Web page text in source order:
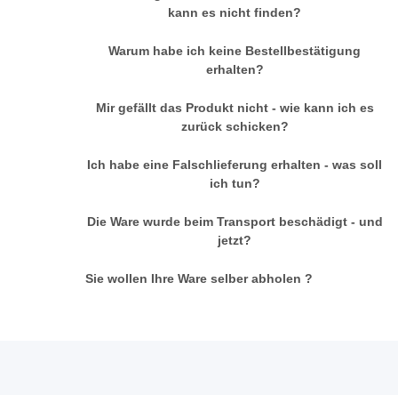
kann es nicht finden?
Warum habe ich keine Bestellbestätigung
erhalten?
Mir gefällt das Produkt nicht - wie kann ich es
zurück schicken?
Ich habe eine Falschlieferung erhalten - was soll
ich tun?
Die Ware wurde beim Transport beschädigt - und
jetzt?
Sie wollen Ihre Ware selber abholen ?